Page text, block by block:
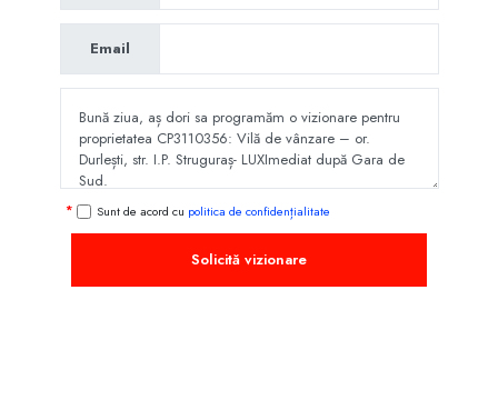
Email
Sunt de acord cu politica de confidențialitate
Solicită vizionare